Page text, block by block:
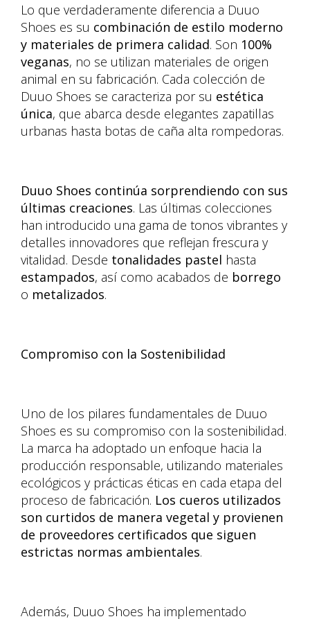
Lo que verdaderamente diferencia a Duuo
Shoes es su combinación de estilo moderno
y materiales de primera calidad. Son 100%
veganas, no se utilizan materiales de origen
animal en su fabricación. Cada colección de
Duuo Shoes se caracteriza por su estética
única, que abarca desde elegantes zapatillas
urbanas hasta botas de caña alta rompedoras.
Duuo Shoes continúa sorprendiendo con sus
últimas creaciones. Las últimas colecciones
han introducido una gama de tonos vibrantes y
detalles innovadores que reflejan frescura y
vitalidad. Desde tonalidades pastel hasta
estampados, así como acabados de borrego
o metalizados.
Compromiso con la Sostenibilidad
Uno de los pilares fundamentales de Duuo
Shoes es su compromiso con la sostenibilidad.
La marca ha adoptado un enfoque hacia la
producción responsable, utilizando materiales
ecológicos y prácticas éticas en cada etapa del
proceso de fabricación. Los cueros utilizados
son curtidos de manera vegetal y provienen
de proveedores certificados que siguen
estrictas normas ambientales.
Además, Duuo Shoes ha implementado